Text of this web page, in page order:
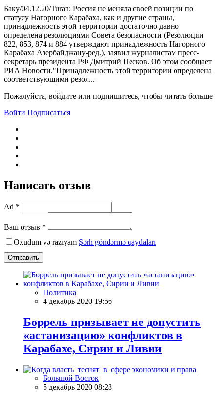
Баку/04.12.20/Turan: Россия не меняла своей позиции по
статусу Нагорного Карабаха, как и другие страны,
принадлежность этой территории достаточно давно
определена резолюциями Совета безопасности (Резолюции
822, 853, 874 и 884 утверждают принадлежность Нагорного
Карабаха Азербайджану-ред.), заявил журналистам пресс-
секретарь президента РФ Дмитрий Песков. Об этом сообщает
РИА Новости."Принадлежность этой территории определена
соответствующими резол...
Пожалуйста, войдите или подпишитесь, чтобы читать больше
Войти Подписаться
Написать отзыв
Ad *
Ваш отзыв *
Oxudum və razıyam Şərh göndərmə qaydaları
Отправить
Политика
4 декабрь 2020 19:56
Боррель призывает не допустить
«астанизацию» конфликтов в
Карабахе, Сирии и Ливии
Большой Восток
5 декабрь 2020 08:28